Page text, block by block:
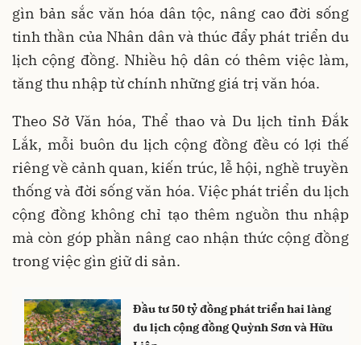
gìn bản sắc văn hóa dân tộc, nâng cao đời sống
tinh thần của Nhân dân và thúc đẩy phát triển du
lịch cộng đồng. Nhiều hộ dân có thêm việc làm,
tăng thu nhập từ chính những giá trị văn hóa.
Theo Sở Văn hóa, Thể thao và Du lịch tỉnh Đắk
Lắk, mỗi buôn du lịch cộng đồng đều có lợi thế
riêng về cảnh quan, kiến trúc, lễ hội, nghề truyền
thống và đời sống văn hóa. Việc phát triển du lịch
cộng đồng không chỉ tạo thêm nguồn thu nhập
mà còn góp phần nâng cao nhận thức cộng đồng
trong việc gìn giữ di sản.
Đầu tư 50 tỷ đồng phát triển hai làng
du lịch cộng đồng Quỳnh Sơn và Hữu